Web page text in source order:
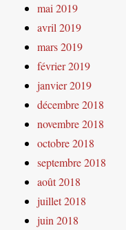
mai 2019
avril 2019
mars 2019
février 2019
janvier 2019
décembre 2018
novembre 2018
octobre 2018
septembre 2018
août 2018
juillet 2018
juin 2018